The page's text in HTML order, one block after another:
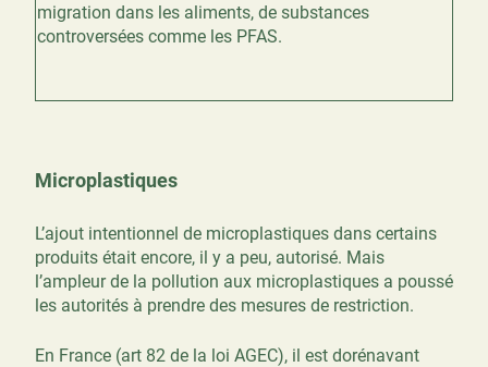
migration dans les aliments, de substances
controversées comme les PFAS.
Microplastiques
L’ajout intentionnel de microplastiques dans certains
produits était encore, il y a peu, autorisé. Mais
l’ampleur de la pollution aux microplastiques a poussé
les autorités à prendre des mesures de restriction.
En France (art 82 de la loi AGEC), il est dorénavant